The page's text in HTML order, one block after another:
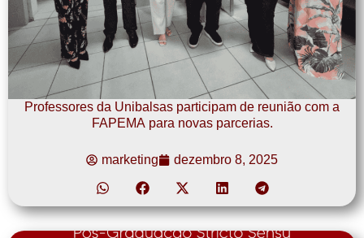
Professores da Unibalsas participam de reunião com a
FAPEMA para novas parcerias.
marketing dezembro 8, 2025